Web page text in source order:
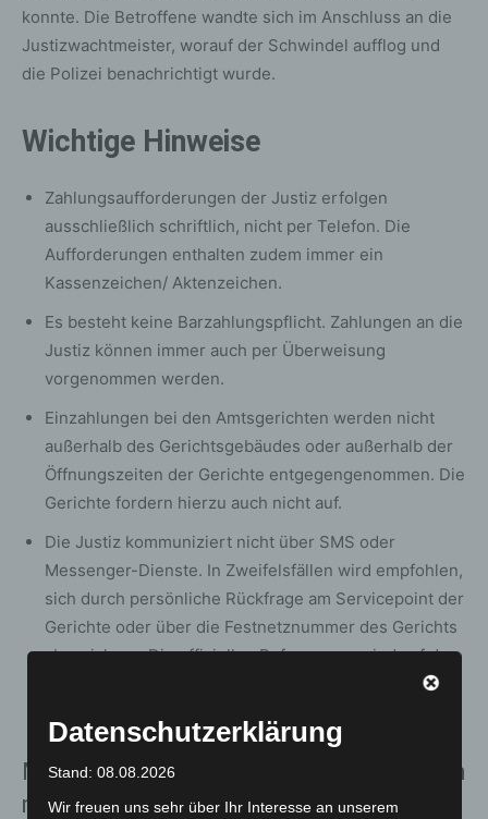
konnte. Die Betroffene wandte sich im Anschluss an die
Justizwachtmeister, worauf der Schwindel aufflog und
die Polizei benachrichtigt wurde.
Wichtige Hinweise
Zahlungsaufforderungen der Justiz erfolgen
ausschließlich schriftlich, nicht per Telefon. Die
Aufforderungen enthalten zudem immer ein
Kassenzeichen/ Aktenzeichen.
Es besteht keine Barzahlungspflicht. Zahlungen an die
Justiz können immer auch per Überweisung
vorgenommen werden.
Einzahlungen bei den Amtsgerichten werden nicht
außerhalb des Gerichtsgebäudes oder außerhalb der
Öffnungszeiten der Gerichte entgegengenommen. Die
Gerichte fordern hierzu auch nicht auf.
Die Justiz kommuniziert nicht über SMS oder
Messenger-Dienste. In Zweifelsfällen wird empfohlen,
sich durch persönliche Rückfrage am Servicepoint der
Gerichte oder über die Festnetznummer des Gerichts
abzusichern. Die offiziellen Rufnummern sind auf der
Internetseite des jeweiligen Gerichts unter „Kontakt“
Mit den folgenden Tipps der Polizei kann
man sich vor solchen Betrügern
Datenschutzerklärung
Stand: 08.08.2026
Wir freuen uns sehr über Ihr Interesse an unserem